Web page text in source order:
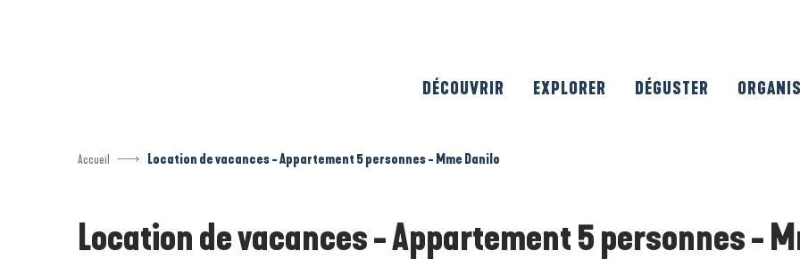
DÉCOUVRIR EXPLORER DÉGUSTER
Accueil Location de vacances - Appartement 5 personnes - Mme Danilo
Location de vacances - Appartement 5 personnes -